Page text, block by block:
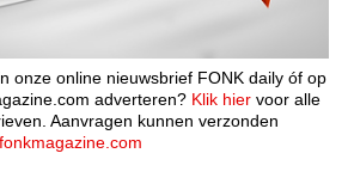
onze online nieuwsbrief FONK daily óf op
adverteren? Klik hier voor alle
Aanvragen kunnen verzonden